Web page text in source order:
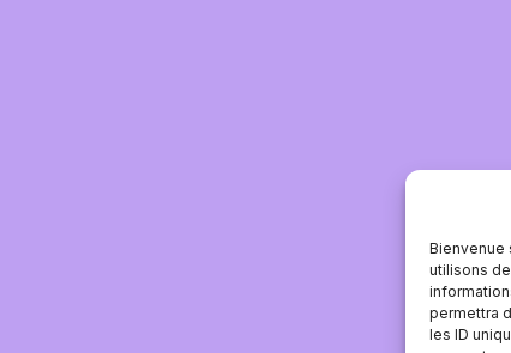
Bienvenue
utilisons
permettra
les ID